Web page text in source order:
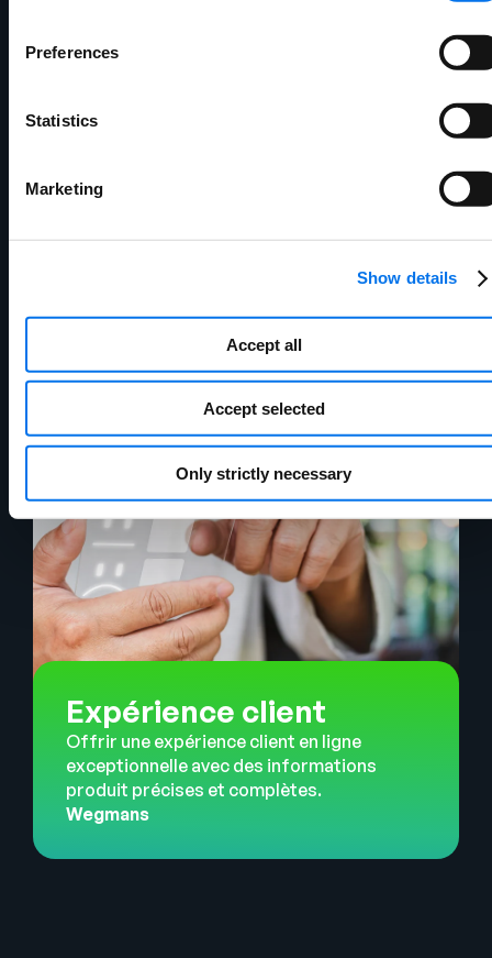
Preferences
Statistics
Marketing
Show details
Accept all
Accept selected
Only strictly necessary
Les vitesses de traitement
d'enrichissement rapide des données sont
Mobilier Freedom
Expérience client
Offrir une expérience client en ligne
exceptionnelle avec des informations
produit précises et complètes.
Wegmans